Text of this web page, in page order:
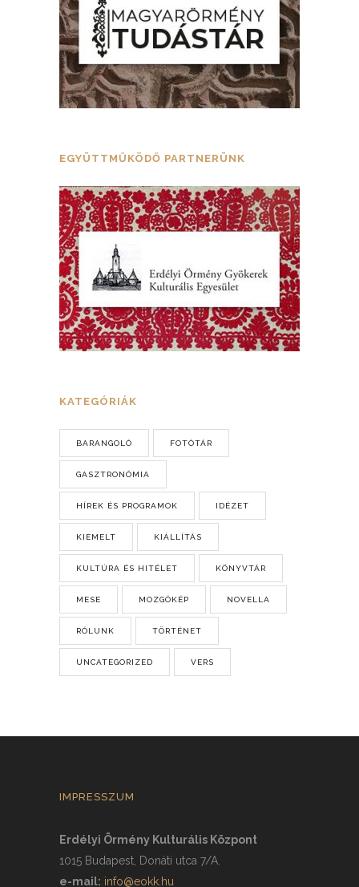
EGYÜTTMŰKÖDŐ PARTNERÜNK
KATEGÓRIÁK
BARANGOLÓ FOTÓTÁR
GASZTRONÓMIA
HÍREK ÉS PROGRAMOK IDÉZET
KIEMELT KIÁLLÍTÁS
KULTÚRA ÉS HITÉLET KÖNYVTÁR
MESE MOZGÓKÉP NOVELLA
RÓLUNK TÖRTÉNET
UNCATEGORIZED VERS
IMPRESSZUM
Erdélyi Örmény Kulturális Központ
1015 Budapest, Donáti utca 7/A.
e-mail: info@eokk.hu